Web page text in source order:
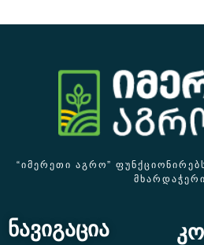
“ᲘᲛᲔᲠᲔᲗᲘ ᲐᲒᲠᲝ”
ნავიგაცია